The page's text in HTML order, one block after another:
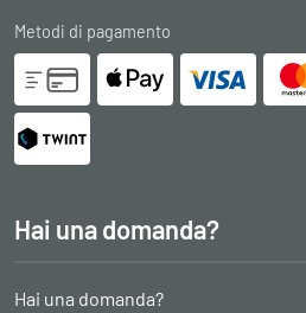
Metodi di pagamento
Hai una domanda?
Hai una domanda?